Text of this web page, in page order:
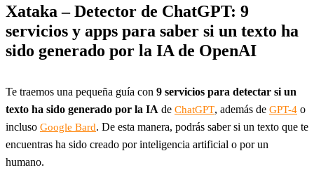
Xataka – Detector de ChatGPT: 9
servicios y apps para saber si un texto ha
sido generado por la IA de OpenAI
Te traemos una pequeña guía con 9 servicios para detectar si un
texto ha sido generado por la IA de ChatGPT, además de GPT-4 o
incluso Google Bard. De esta manera, podrás saber si un texto que te
encuentras ha sido creado por inteligencia artificial o por un
humano.